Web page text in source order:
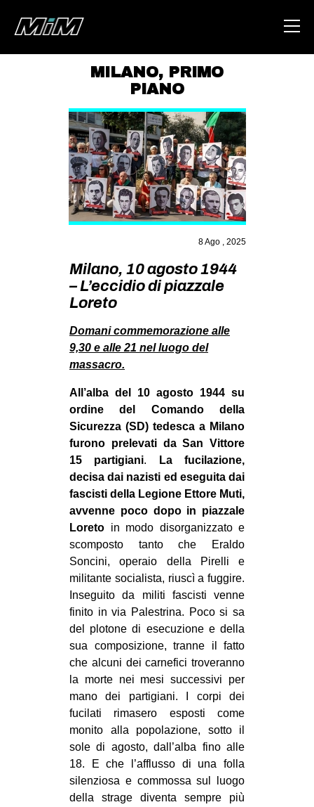
HOME
ABOUT
AREA
DEGENERAZIONE
GAZA FREESTYLE
CSOA LAMBRETTA
STUDENTI TSUNAMI
ZAM
MOBILITAZIONI
SPORT POPOLARE
MOVIMENTI
AMBIENTE
ANTIFASCISMO
DIRITTO ALL’ABITARE
GENERI
MIGRAZIONI
PRECARIATO
REPRESSIONE
STUDENTI
CULTURE
ARTE
CINEMA
MANIFESTI
MUSICA
RECENSIONI
INTERNAZIONALE
MILANO, PRIMO
PIANO
8 Ago , 2025
Milano, 10 agosto 1944
– L’eccidio di piazzale
Loreto
Domani commemorazione alle
9,30 e alle 21 nel luogo del
massacro.
All’alba del 10 agosto 1944 su
ordine del Comando della
Sicurezza (SD) tedesca a Milano
furono prelevati da San Vittore
15 partigiani.
La fucilazione,
decisa dai nazisti ed eseguita dai
fascisti della Legione Ettore Muti,
avvenne poco dopo in piazzale
Loreto in modo disorganizzato e
scomposto tanto che Eraldo
Soncini, operaio della Pirelli e
militante socialista, riuscì a fuggire.
Inseguito da militi fascisti venne
finito in via Palestrina. Poco si sa
del plotone di esecuzione e della
sua composizione, tranne il fatto
che alcuni dei carnefici troveranno
la morte nei mesi successivi per
mano dei partigiani. I corpi dei
fucilati rimasero esposti come
monito alla popolazione, sotto il
sole di agosto, dall’alba fino alle
18. E che l’afflusso di una folla
silenziosa e commossa sul luogo
della strage diventa sempre più